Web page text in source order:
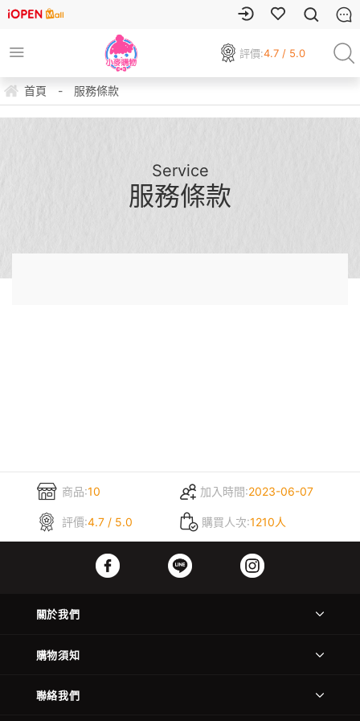
評價:4.7 / 5.0
首頁 - 服務條款
Service
服務條款
商品:10 加入時間:2023-06-07
評價:4.7 / 5.0 購買人次:1210人
關於我們
購物須知
聯絡我們